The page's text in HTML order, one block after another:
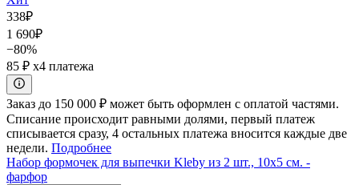
338₽
1 690₽
−80%
85 ₽ x4 платежа
Заказ до 150 000 ₽ может быть оформлен с оплатой частями.
Списание происходит равными долями, первый платеж
списывается сразу, 4 остальных платежа вносится каждые две
недели. Подробнее
Набор формочек для выпечки Kleby из 2 шт., 10x5 см. -
фарфор